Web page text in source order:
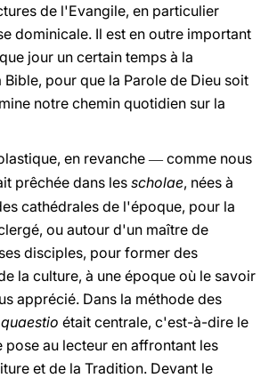
de l'Evangile, en particulier
dominicale. Il est en outre important
jour un certain temps à la
pour que la Parole de Dieu soit
notre chemin quotidien sur la
en revanche ― comme nous
prêchée dans lesscholae, nées à
cathédrales de l'époque, pour la
ou autour d'un maître de
disciples, pour former des
la culture, à une époque où le savoir
apprécié. Dans la méthode des
quaestio était centrale, c'est-à-dire le
pose au lecteur en affrontant les
et de la Tradition. Devant le